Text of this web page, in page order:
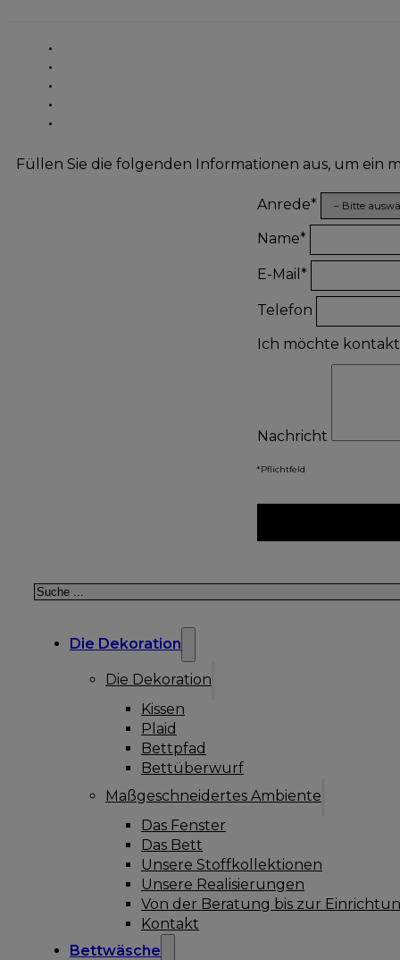
Füllen Sie die folgenden Informationen aus, um ein
Anrede*
Name*
E-Mail*
Telefon
Ich möchte
Nachricht
*Pflichtfeld
Suchen
Die Dekoration
Die Dekoration
Kissen
Plaid
Bettpfad
Bettüberwurf
Maßgeschneidertes Ambiente
Das Fenster
Das Bett
Unsere Stoffkollektionen
Unsere Realisierungen
Von der Beratung bis zur
Kontakt
Bettwäsche